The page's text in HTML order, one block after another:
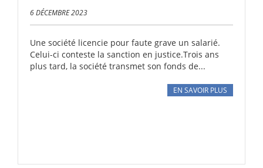
6 DÉCEMBRE 2023
Une société licencie pour faute grave un salarié.
Celui-ci conteste la sanction en justice.Trois ans
plus tard, la société transmet son fonds de...
EN SAVOIR PLUS